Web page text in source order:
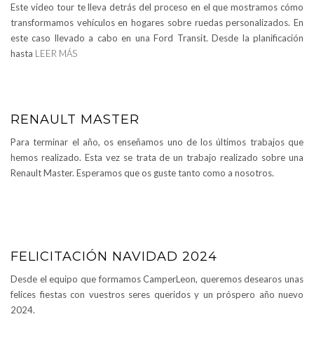
Este video tour te lleva detrás del proceso en el que mostramos cómo
transformamos vehículos en hogares sobre ruedas personalizados. En
este caso llevado a cabo en una Ford Transit. Desde la planificación
hasta LEER MÁS
RENAULT MASTER
Para terminar el año, os enseñamos uno de los últimos trabajos que
hemos realizado. Esta vez se trata de un trabajo realizado sobre una
Renault Master. Esperamos que os guste tanto como a nosotros.
FELICITACIÓN NAVIDAD 2024
Desde el equipo que formamos CamperLeon, queremos desearos unas
felices fiestas con vuestros seres queridos y un próspero año nuevo
2024.